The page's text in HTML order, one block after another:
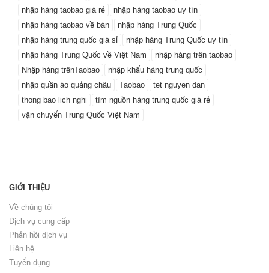
nhập hàng taobao giá rẻ
nhập hàng taobao uy tín
nhập hàng taobao về bán
nhập hàng Trung Quốc
nhập hàng trung quốc giá sỉ
nhập hàng Trung Quốc uy tín
nhập hàng Trung Quốc về Việt Nam
nhập hàng trên taobao
Nhập hàng trênTaobao
nhập khẩu hàng trung quốc
nhập quần áo quảng châu
Taobao
tet nguyen dan
thong bao lich nghi
tìm nguồn hàng trung quốc giá rẻ
vận chuyển Trung Quốc Việt Nam
GIỚI THIỆU
Về chúng tôi
Dịch vụ cung cấp
Phản hồi dịch vụ
Liên hệ
Tuyển dụng